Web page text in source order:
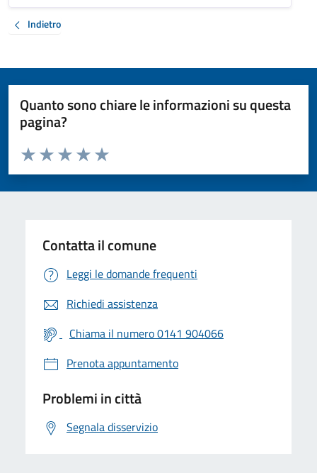
Indietro
Quanto sono chiare le informazioni su questa
pagina?
Valuta da 1 a 5 stelle la pagina
Valuta 5 stelle su 5
Valuta 4 stelle su 5
Valuta 3 stelle su 5
Valuta 2 stelle su 5
Valuta 1 stelle su 5
Contatta il comune
Leggi le domande frequenti
Richiedi assistenza
Chiama il numero 0141 904066
Prenota appuntamento
Problemi in città
Segnala disservizio